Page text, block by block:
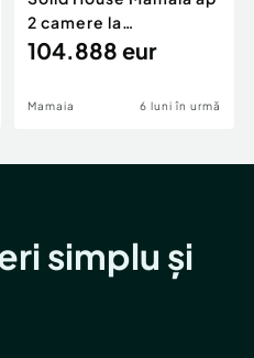
2 camere la
cheie,langa Mega
104.888 eur
Mamaia 6 luni în urmă
simplu și